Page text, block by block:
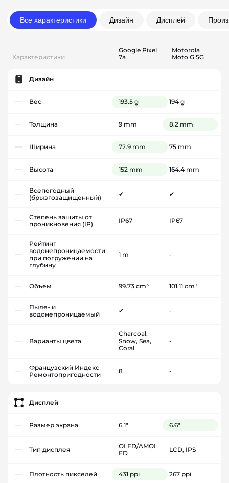
Все характеристики Дизайн Дисплей
Характеристики
Google Pixel
7a
Motorola
Moto G 5G
Дизайн
Вес 193.5 g 194 g
Толщина 9 mm 8.2 mm
Ширина 72.9 mm 75 mm
Высота 152 mm 164.4 mm
Всепогодный
(брызгозащищенный)
✔ ✔
Степень защиты от
проникновения (IP)
IP67 IP67
Рейтинг
водонепроницаемости
при погружении на
глубину
1 m -
Объем 99.73 cm³ 101.11 cm³
Пыле- и
водонепроницаемый
✔ -
Варианты цвета
Charcoal,
Snow, Sea,
Coral
-
Французский Индекс
Ремонтопригодности
8 -
Дисплей
Размер экрана 6.1" 6.6"
Тип дисплея
OLED/AMOL
ED
LCD, IPS
Плотность пикселей 431 ppi 267 ppi